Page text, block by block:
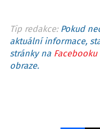
Tip redakce: Pokud
aktuální informace,
stránky na Facebooku
obraze.